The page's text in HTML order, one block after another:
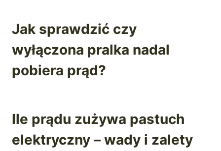
Jak sprawdzić czy
wyłączona pralka nadal
pobiera prąd?
Ile prądu zużywa pastuch
elektryczny – wady i zalety